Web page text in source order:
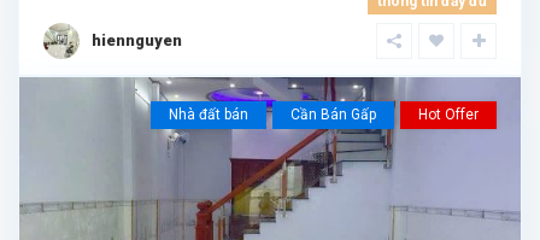
hiennguyen
Nhà đất bán Cần Bán Gấp Hot Offer